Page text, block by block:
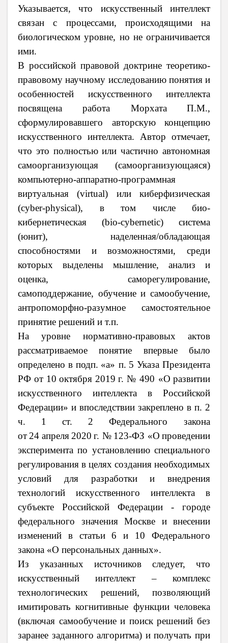
Указывается, что искусственный интеллект
связан с процессами, происходящими на
биологическом уровне, но не ограничивается
ими.
В российской правовой доктрине теоретико-
правовому научному исследованию понятия и
особенностей искусственного интеллекта
посвящена работа Морхата
П.М.,
сформулировавшего авторскую концепцию
искусственного интеллекта. Автор отмечает,
что это полностью или частично автономная
самоорганизующая (самоорганизующаяся)
компьютерно-аппаратно-программная
виртуальная (virtual) или киберфизическая
(cyber-physical), в том числе био-
кибернетическая (bio-cybernetic) система
(юнит), наделенная/обладающая
способностями и возможностями, среди
которых выделены мышление, анализ и
оценка, саморегулирование,
самоподдержание, обучение и самообучение,
антропоморфно-разумное самостоятельное
принятие решений и т.п.
На уровне нормативно-правовых актов
рассматриваемое понятие впервые было
определено в подп. «а» п. 5 Указа Президента
РФ от 10 октября 2019 г. № 490 «О развитии
искусственного интеллекта в Российской
Федерации» и впоследствии закреплено в п. 2
ч.
1 ст.
2 Федерального закона
от 24 апреля 2020 г. № 123-ФЗ «О проведении
эксперимента по установлению специального
регулирования в целях создания необходимых
условий для разработки и внедрения
технологий искусственного интеллекта в
субъекте Российской Федерации - городе
федерального значения Москве и внесении
изменений в статьи 6 и 10 Федерального
закона «О персональных данных».
Из указанных источников следует, что
искусственный интеллект – комплекс
технологических решений, позволяющий
имитировать когнитивные функции человека
(включая самообучение и поиск решений без
заранее заданного алгоритма) и получать при